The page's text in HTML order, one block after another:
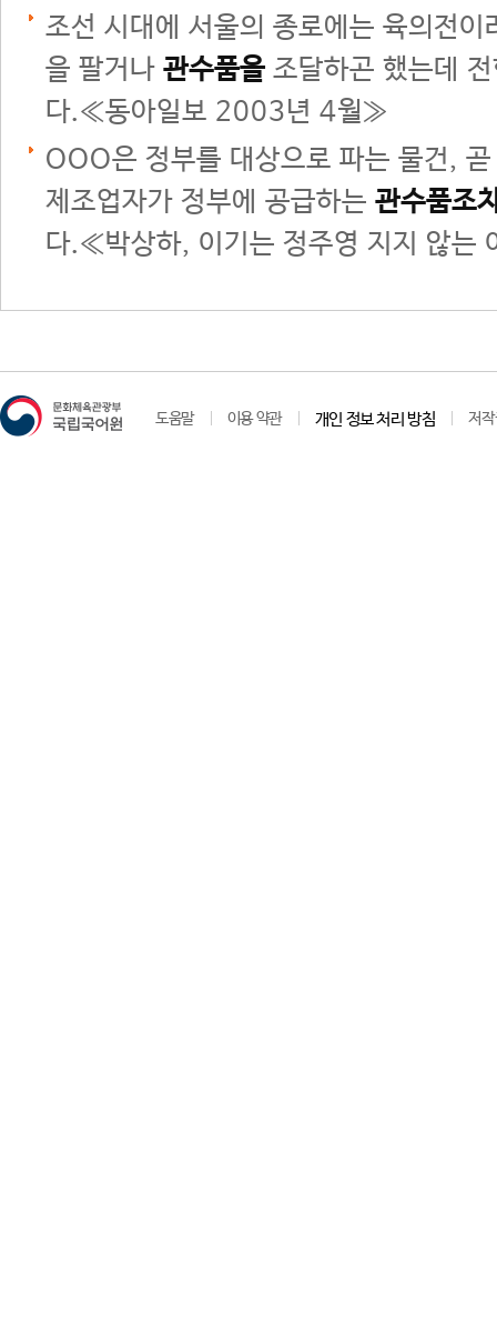
조선 시대에 서울의 종로에는 육의전
을 팔거나 관수품을 조달하곤 했는데
다.≪동아일보 2003년 4월≫
OOO은 정부를 대상으로 파는 물건,
제조업자가 정부에 공급하는 관수품조
다.≪박상하, 이기는 정주영 지지 않
도움말 이용 약관 개인 정보 처리 방침 저